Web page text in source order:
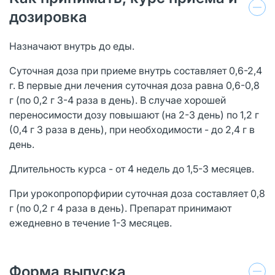
дозировка
Назначают внутрь до еды.
Суточная доза при приеме внутрь составляет 0,6-2,4
г. В первые дни лечения суточная доза равна 0,6-0,8
г (по 0,2 г 3-4 раза в день). В случае хорошей
переносимости дозу повышают (на 2-3 день) по 1,2 г
(0,4 г 3 раза в день), при необходимости - до 2,4 г в
день.
Длительность курса - от 4 недель до 1,5-3 месяцев.
При урокопропорфирии суточная доза составляет 0,8
г (по 0,2 г 4 раза в день). Препарат принимают
ежедневно в течение 1-3 месяцев.
Форма выпуска